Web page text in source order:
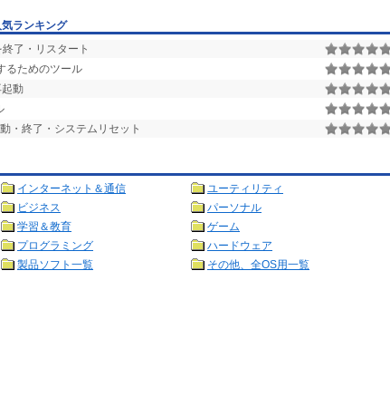
気ランキング
了・リスタート
るためのツール
動
・終了・システムリセット
インターネット＆通信
ユーティリティ
ビジネス
パーソナル
学習＆教育
ゲーム
プログラミング
ハードウェア
製品ソフト一覧 その他、全OS用一覧